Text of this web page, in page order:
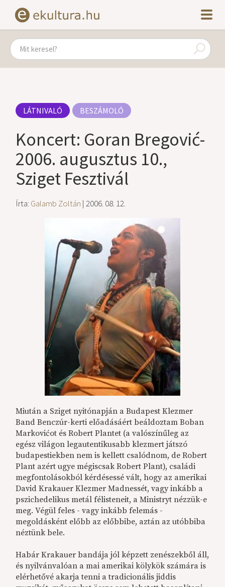
LÁTNIVALÓ BESZÁMOLÓ
Koncert: Goran Bregović-
2006. augusztus 10.,
Sziget Fesztivál
Írta: Galamb Zoltán | 2006. 08. 12.
Miután a Sziget nyitónapján a Budapest Klezmer
Band Benczúr-kerti előadásáért beáldoztam Boban
Markovićot és Robert Plantet (a valószínűleg az
egész világon legautentikusabb klezmert játszó
budapestiekben nem is kellett csalódnom, de Robert
Plant azért ugye mégiscsak Robert Plant), családi
megfontolásokból kérdésessé vált, hogy az amerikai
David Krakauer Klezmer Madnessét, vagy inkább a
pszichedelikus metál félisteneit, a Ministryt nézzük-e
meg. Végül feles - vagy inkább felemás -
megoldásként előbb az előbbibe, aztán az utóbbiba
néztünk bele.
Habár Krakauer bandája jól képzett zenészekből áll,
és nyilvánvalóan a mai amerikai kölykök számára is
elérhetővé akarja tenni a tradicionális jiddis